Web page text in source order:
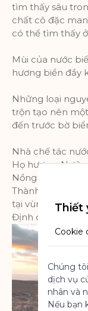
tìm thấy sâu
chất cô đặc
có thể tìm thấy
Mùi của nước
hương biển đầy
Những loại
trộn tạo nên
đến trước bờ
Nhà chế tác
Họ hương:
Nồng độ mùi
Thành phần
tại vùng Brittany
Định dạng: xịt
Thiết
Cookie
thể
giúp
dụng
năng
Chúng
dịch vụ
nhân và
Nếu bạn